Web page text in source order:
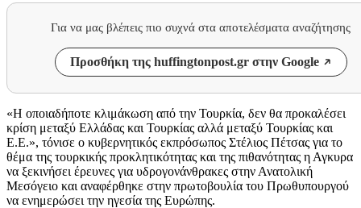
Για να μας βλέπεις πιο συχνά στα αποτελέσματα αναζήτησης
Προσθήκη της huffingtonpost.gr στην Google
«Η οποιαδήποτε κλιμάκωση από την Τουρκία, δεν θα προκαλέσει
κρίση μεταξύ Ελλάδας και Τουρκίας αλλά μεταξύ Τουρκίας και
Ε.Ε.», τόνισε ο κυβερνητικός εκπρόσωπος Στέλιος Πέτσας για το
θέμα της τουρκικής προκλητικότητας και της πιθανότητας η Αγκυρα
να ξεκινήσει έρευνες για υδρογονάνθρακες στην Ανατολική
Μεσόγειο και αναφέρθηκε στην πρωτοβουλία του Πρωθυπουργού
να ενημερώσει την ηγεσία της Ευρώπης.